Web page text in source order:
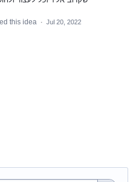
this idea · Jul 20, 2022